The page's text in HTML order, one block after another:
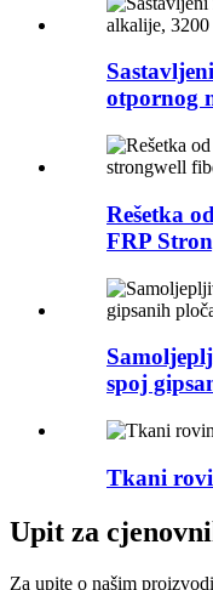
otpornog
Rešetka
FRP
spoj
Tkani
Upit za
Za upite o našim